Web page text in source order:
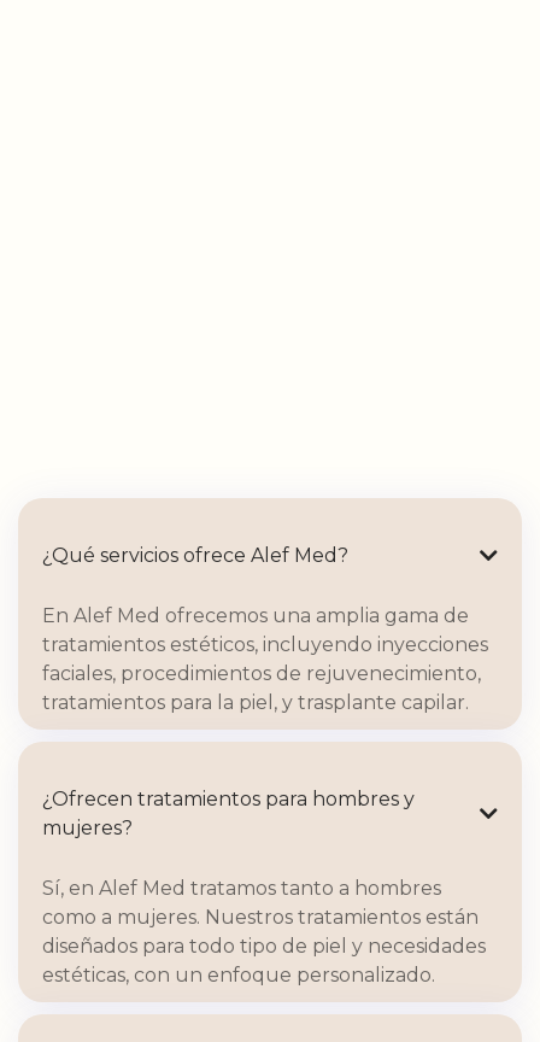
¿Qué servicios ofrece Alef Med? 
En Alef Med ofrecemos una amplia gama de
tratamientos estéticos, incluyendo inyecciones
faciales, procedimientos de rejuvenecimiento,
tratamientos para la piel, y trasplante capilar.
¿Ofrecen tratamientos para hombres y
mujeres?

Sí, en Alef Med tratamos tanto a hombres
como a mujeres. Nuestros tratamientos están
diseñados para todo tipo de piel y necesidades
estéticas, con un enfoque personalizado.